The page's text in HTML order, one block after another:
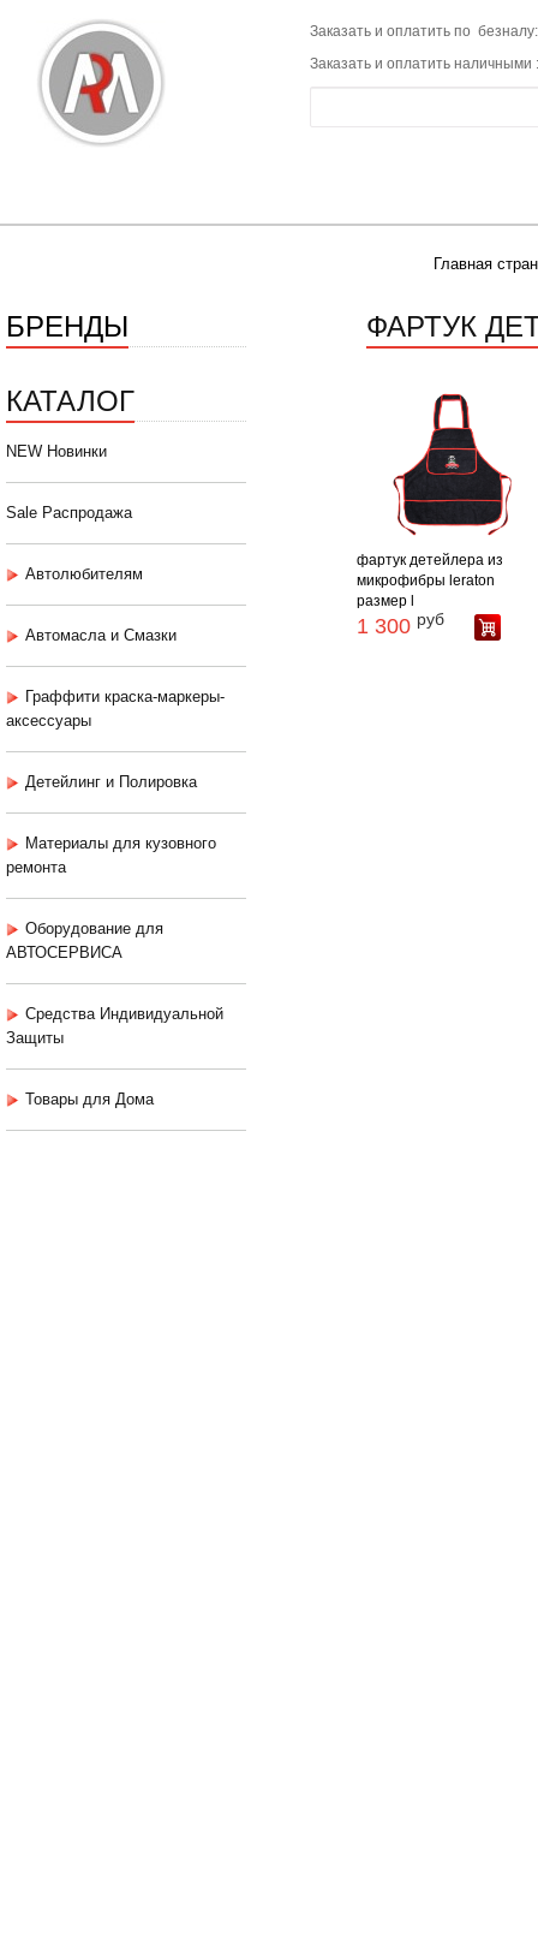
Заказать и оплатить по
Заказать и оплатить наличными
Главная
БРЕНДЫ
КАТАЛОГ
NEW Новинки
Sale Распродажа
Автолюбителям
Автомасла и Смазки
Граффити краска-маркеры-
аксессуары
Детейлинг и Полировка
Материалы для кузовного
ремонта
Оборудование для
АВТОСЕРВИСА
Средства Индивидуальной
Защиты
Товары для Дома
ФАРТУК
фартук детейлера из
микрофибры leraton
размер l
1 300 руб